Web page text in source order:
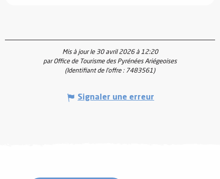
Mis à jour le 30 avril 2026 à 12:20
par Office de Tourisme des Pyrénées Ariégeoises
(Identifiant de l'offre : 7483561 )
Signaler une erreur